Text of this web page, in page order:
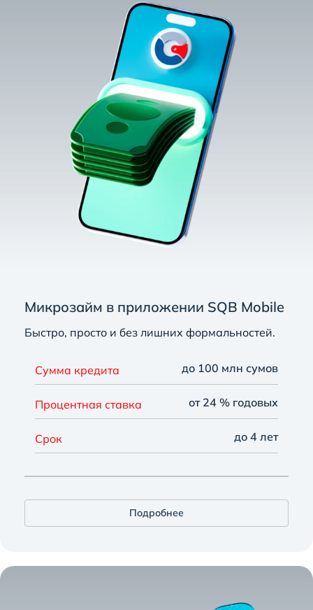
Микрозайм в приложении SQB Mobile
Быстро, просто и без лишних формальностей.
Сумма кредита до 100 млн сумов
Процентная ставка от 24 % годовых
Срок до 4 лет
Подробнее